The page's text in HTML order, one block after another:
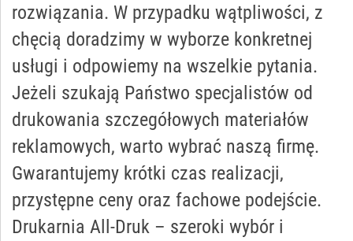
rozwiązania. W przypadku wątpliwości, z
chęcią doradzimy w wyborze konkretnej
usługi i odpowiemy na wszelkie pytania.
Jeżeli szukają Państwo specjalistów od
drukowania szczegółowych materiałów
reklamowych, warto wybrać naszą firmę.
Gwarantujemy krótki czas realizacji,
przystępne ceny oraz fachowe podejście.
Drukarnia All-Druk – szeroki wybór i